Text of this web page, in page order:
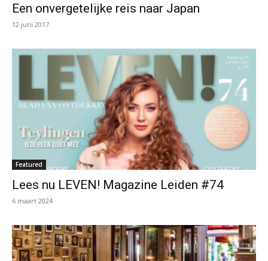
Een onvergetelijke reis naar Japan
12 juni 2017
Featured
Lees nu LEVEN! Magazine Leiden #74
6 maart 2024